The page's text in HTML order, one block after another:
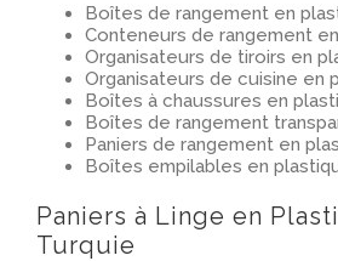
Boîtes de rangement en
Conteneurs de rangement
Organisateurs de tiroirs en
Organisateurs de cuisine en
Boîtes à chaussures en
Boîtes de rangement
Paniers de rangement en
Boîtes empilables en
Paniers à Linge en
Turquie